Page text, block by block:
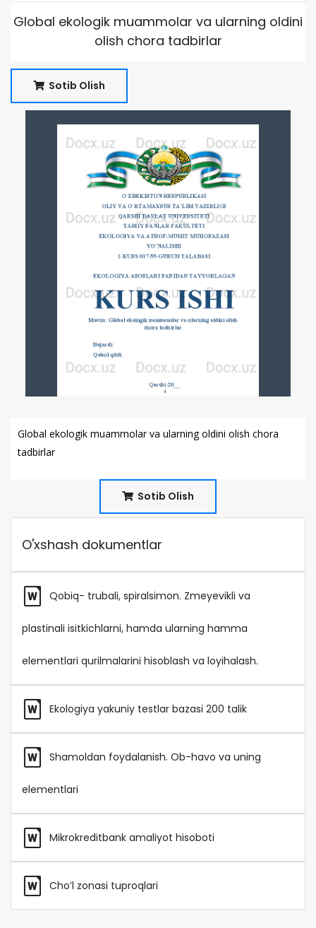
Global ekologik muammolar va ularning oldini
olish chora tadbirlar
Sotib Olish
Global ekologik muammolar va ularning oldini olish chora
tadbirlar
Sotib Olish
O'xshash dokumentlar
Qobiq- trubali, spiralsimon. Zmeyevikli va
plastinali isitkichlarni, hamda ularning hamma
elementlari qurilmalarini hisoblash va loyihalash.
Ekologiya yakuniy testlar bazasi 200 talik
Shamoldan foydalanish. Ob-havo va uning
elementlari
Mikrokreditbank amaliyot hisoboti
Cho’l zonasi tuproqlari